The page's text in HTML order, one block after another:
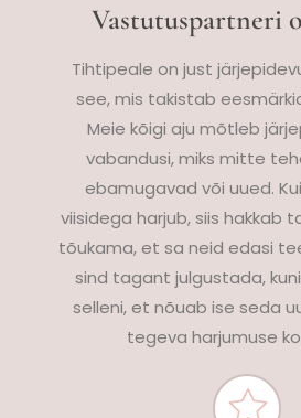
Vastutuspartneri
Tihtipeale on just
see, mis takistab
Meie kõigi aju mõtleb
vabandusi, miks mitte
ebamugavad või uued.
viisidega harjub, siis hakkab
tõukama, et sa neid edasi
sind tagant julgustada,
selleni, et nõuab ise seda
tegeva harjumuse